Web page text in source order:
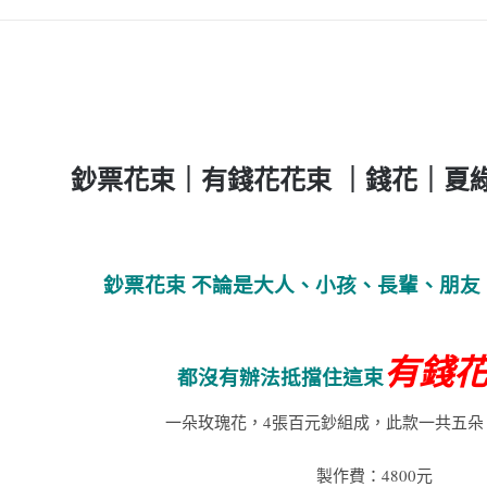
鈔票花束｜ 有錢花花束 ｜ 錢花｜ 夏
鈔票花束 不論是大人、小孩、長輩、朋
都沒有辦法抵擋住這束有錢花
一朵玫瑰花，4張百元鈔組成，此款一共五
製作費：4800元